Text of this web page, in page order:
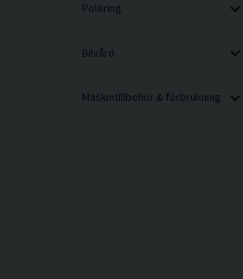
Polering
Bilvård
Maskintillbehör & förbrukning